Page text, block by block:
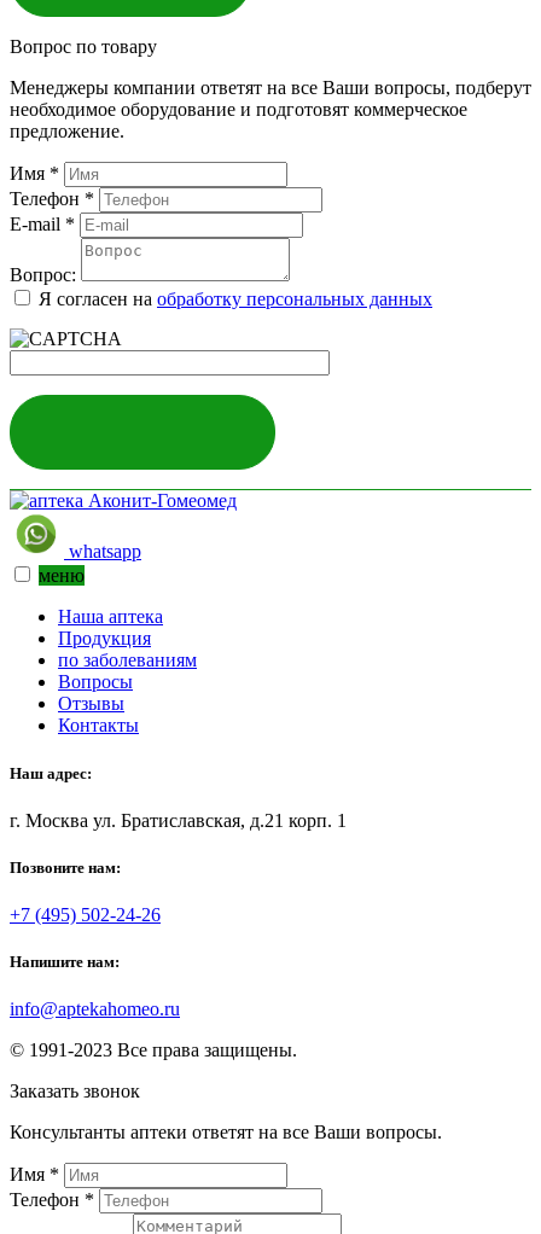
Вопрос по товару
Менеджеры компании ответят на все Ваши вопросы, подберут
необходимое оборудование и подготовят коммерческое
предложение.
Имя *
Телефон *
E-mail *
Вопрос:
Я согласен на обработку персональных данных
whatsapp
меню
Наша аптека
Продукция
по заболеваниям
Вопросы
Отзывы
Контакты
Наш адрес:
г. Москва ул. Братиславская, д.21 корп. 1
Позвоните нам:
+7 (495) 502-24-26
Напишите нам:
info@aptekahomeo.ru
© 1991-2023 Все права защищены.
Заказать звонок
Консультанты аптеки ответят на все Ваши вопросы.
Имя *
Телефон *